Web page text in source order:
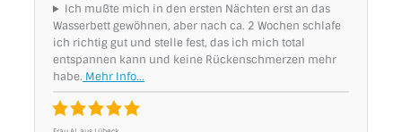
Ich mußte mich in den ersten Nächten erst an das
Wasserbett gewöhnen, aber nach ca. 2 Wochen schlafe
ich richtig gut und stelle fest, das ich mich total
entspannen kann und keine Rückenschmerzen mehr
habe.